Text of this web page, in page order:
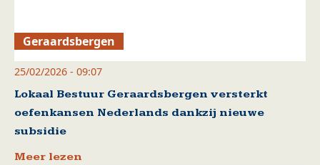
Geraardsbergen
25/02/2026 - 09:07
Lokaal Bestuur Geraardsbergen versterkt
oefenkansen Nederlands dankzij nieuwe
subsidie
Meer lezen